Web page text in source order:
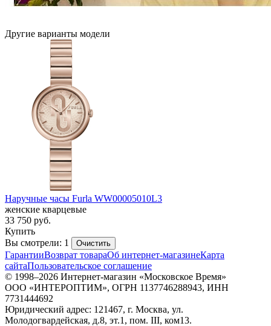
Другие варианты модели
Наручные часы Furla WW00005010L3
женские кварцевые
33 750 руб.
Купить
Вы смотрели: 1
Очистить
ГарантииВозврат товараОб интернет-магазинеКарта
сайтаПользовательское соглашение
© 1998–2026 Интернет-магазин «Московское Время»
ООО «ИНТЕРОПТИМ», ОГРН 1137746288943, ИНН
7731444692
Юридический адрес: 121467, г. Москва, ул.
Молодогвардейская, д.8, эт.1, пом. III, ком13.